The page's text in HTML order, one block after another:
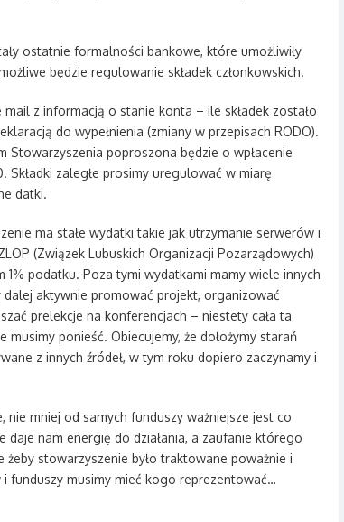
ostatnie formalności bankowe, które umożliwiły
będzie regulowanie składek członkowskich.
z informacją o stanie konta – ile składek zostało
do wypełnienia (zmiany w przepisach RODO).
Stowarzyszenia poproszona będzie o wpłacenie
Składki zaległe prosimy uregulować w miarę
datki.
ma stałe wydatki takie jak utrzymanie serwerów i
(Związek Lubuskich Organizacji Pozarządowych)
1% podatku. Poza tymi wydatkami mamy wiele innych
aktywnie promować projekt, organizować
prelekcje na konferencjach – niestety cała ta
musimy ponieść. Obiecujemy, że dołożymy starań
z innych źródeł, w tym roku dopiero zaczynamy i
nie mniej od samych funduszy ważniejsze jest co
nam energię do działania, a zaufanie którego
stowarzyszenie było traktowane poważnie i
funduszy musimy mieć kogo reprezentować…